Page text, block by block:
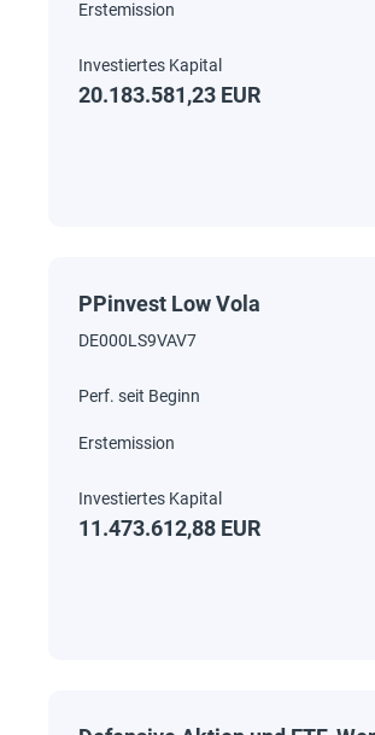
20.183.581,23 EUR
PPinvest Low Vola
DE000LS9VAV7
11.473.612,88 EUR